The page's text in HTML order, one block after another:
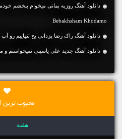
Bebakhsham Khodamo
دانلود آهنگ راک رضا یزدانی یخ تنهاییم رو
دانلود آهنگ جديد علی یاسینی نمیخواستم و
محبوب ترین
هفته